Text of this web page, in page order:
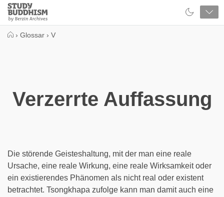
Close
Study
Buddhism
› Glossar › V
Verzerrte Auffassung
Die störende Geisteshaltung, mit der man eine reale
Ursache, eine reale Wirkung, eine reale Wirksamkeit oder
ein existierendes Phänomen als nicht real oder existent
betrachtet. Tsongkhapa zufolge kann man damit auch eine